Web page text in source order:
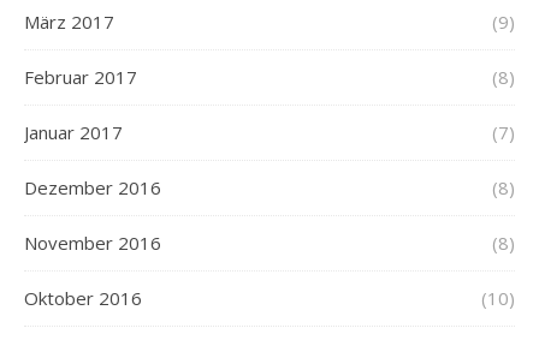
März 2017 (9)
Februar 2017 (8)
Januar 2017 (7)
Dezember 2016 (8)
November 2016 (8)
Oktober 2016 (10)